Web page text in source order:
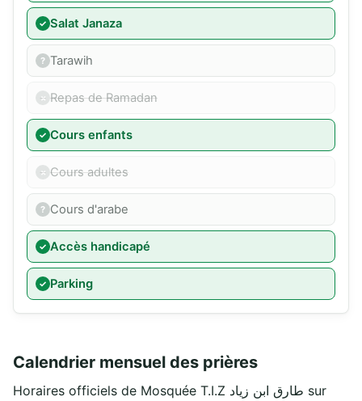
Salat Janaza
Tarawih
Repas de Ramadan
Cours enfants
Cours adultes
Cours d'arabe
Accès handicapé
Parking
Calendrier mensuel des prières
Horaires officiels de Mosquée T.I.Z طارق ابن زياد sur